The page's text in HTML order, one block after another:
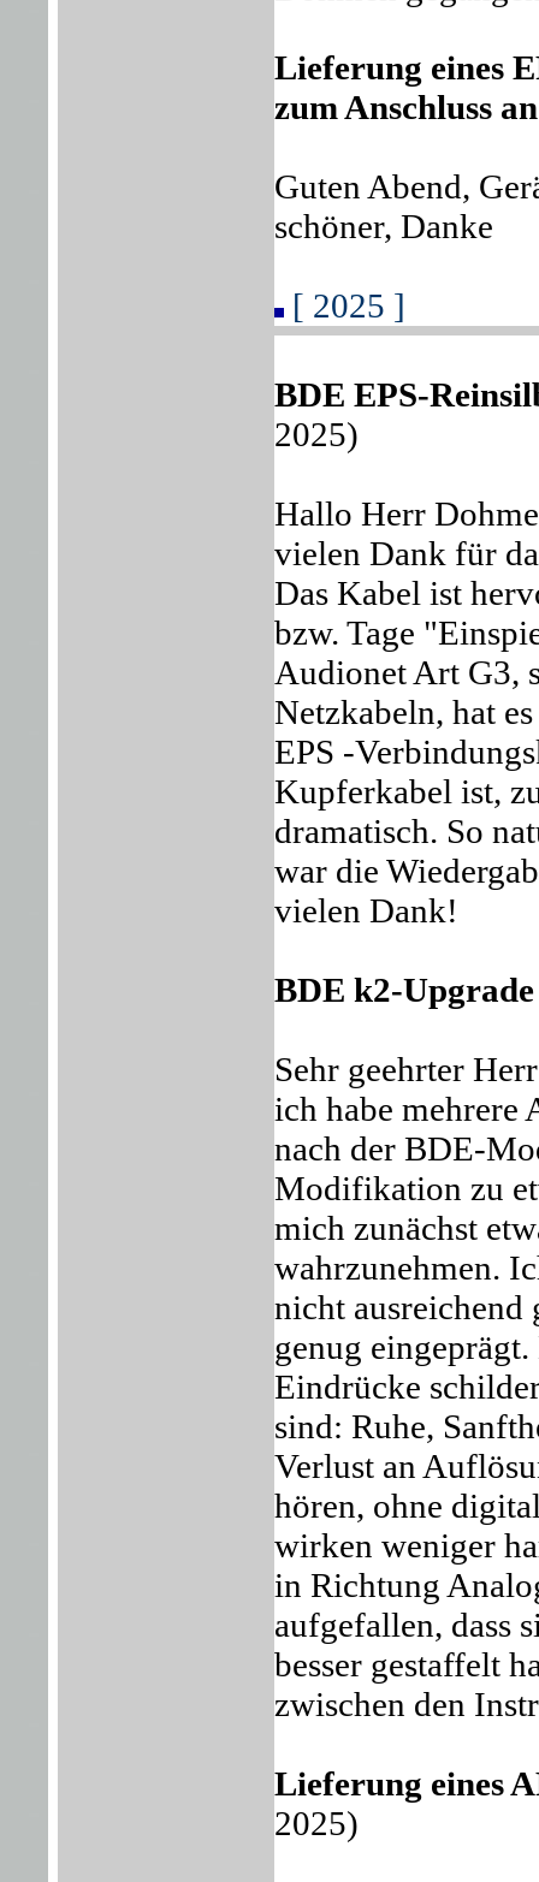
Lieferung eines
zum Anschluss
Guten Abend,
schöner, Danke
[ 2025 ]
BDE EPS-
2025)
Hallo Herr
vielen Dank für
Das Kabel ist
bzw. Tage
Audionet Art G3,
Netzkabeln, hat
EPS -
Kupferkabel ist,
dramatisch. So
war die
vielen Dank!
BDE k2-
Sehr geehrter
ich habe mehrere
nach der BDE-
Modifikation zu
mich zunächst
wahrzunehmen.
nicht
genug
Eindrücke
sind: Ruhe,
Verlust an
hören, ohne
wirken weniger
in Richtung
aufgefallen, dass
besser gestaffelt
zwischen den
Lieferung eines
2025)